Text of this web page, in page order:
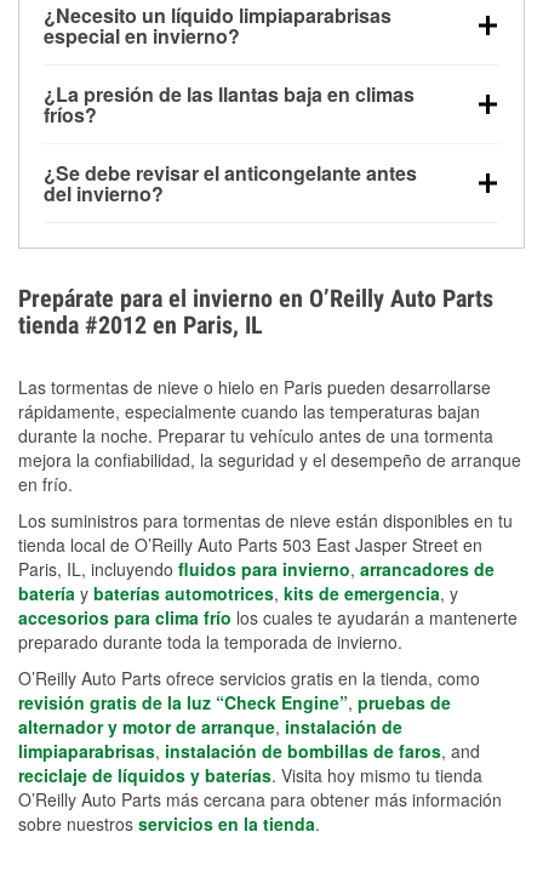
debajo de los 32 °F y puede perder hasta la mitad de
su potencia de arranque cerca de los 0 °F, lo que
arranque.
¿Necesito un líquido limpiaparabrisas
especial en invierno?
la congelación y ayuda a disolver la sal y la nieve
derretida en la carretera para mejorar la visibilidad.
¿La presión de las llantas baja en climas
fríos?
alrededor de 1 PSI por cada 10 °F que baja la
temperatura. Puedes obtener más información sobre
¿Se debe revisar el anticongelante antes
del invierno?
el sobrecalentamiento en condiciones de frío
extremo. Aprende cómo comprobar la protección
anticongelante en nuestra sección How-To.
Prepárate para el invierno en O’Reilly Auto Parts
tienda #2012 en Paris, IL
Las tormentas de nieve o hielo en Paris pueden desarrollarse
rápidamente, especialmente cuando las temperaturas bajan
durante la noche. Preparar tu vehículo antes de una tormenta
mejora la confiabilidad, la seguridad y el desempeño de arranque
en frío.
Los suministros para tormentas de nieve están disponibles en tu
tienda local de O’Reilly Auto Parts 503 East Jasper Street en
Paris, IL, incluyendo fluidos para invierno, arrancadores de
batería y baterías automotrices, kits de emergencia, y
accesorios para clima frío los cuales te ayudarán a mantenerte
preparado durante toda la temporada de invierno.
O’Reilly Auto Parts ofrece servicios gratis en la tienda, como
revisión gratis de la luz “Check Engine”, pruebas de
alternador y motor de arranque, instalación de
limpiaparabrisas, instalación de bombillas de faros, and
reciclaje de líquidos y baterías. Visita hoy mismo tu tienda
O’Reilly Auto Parts más cercana para obtener más información
sobre nuestros servicios en la tienda.